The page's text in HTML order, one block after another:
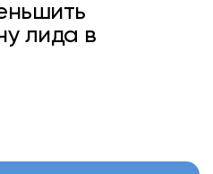
лида в